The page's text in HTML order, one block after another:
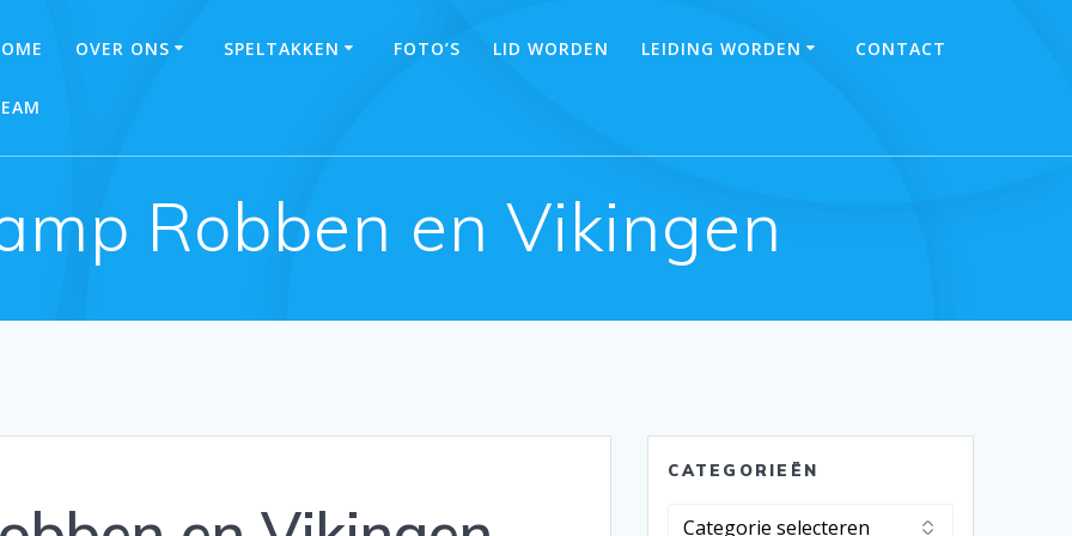
OVER ONS SPELTAKKEN FOTO’S LID WORDEN LEIDING WORDEN CONTACT
Robben en Vikingen
CATEGORIEËN
Categorieën